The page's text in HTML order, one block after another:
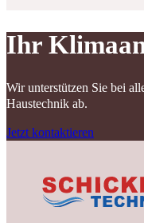
Ihr
Wir unterstützen Sie bei
Haustechnik ab.
Jetzt kontaktieren